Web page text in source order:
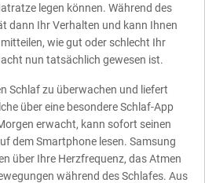
legen können. Während des
dann Ihr Verhalten und kann Ihnen
wie gut oder schlecht Ihr
nun tatsächlich gewesen ist.
Schlaf zu überwachen und liefert
über eine besondere Schlaf-App
erwacht, kann sofort seinen
dem Smartphone lesen. Samsung
über Ihre Herzfrequenz, das Atmen
während des Schlafes. Aus